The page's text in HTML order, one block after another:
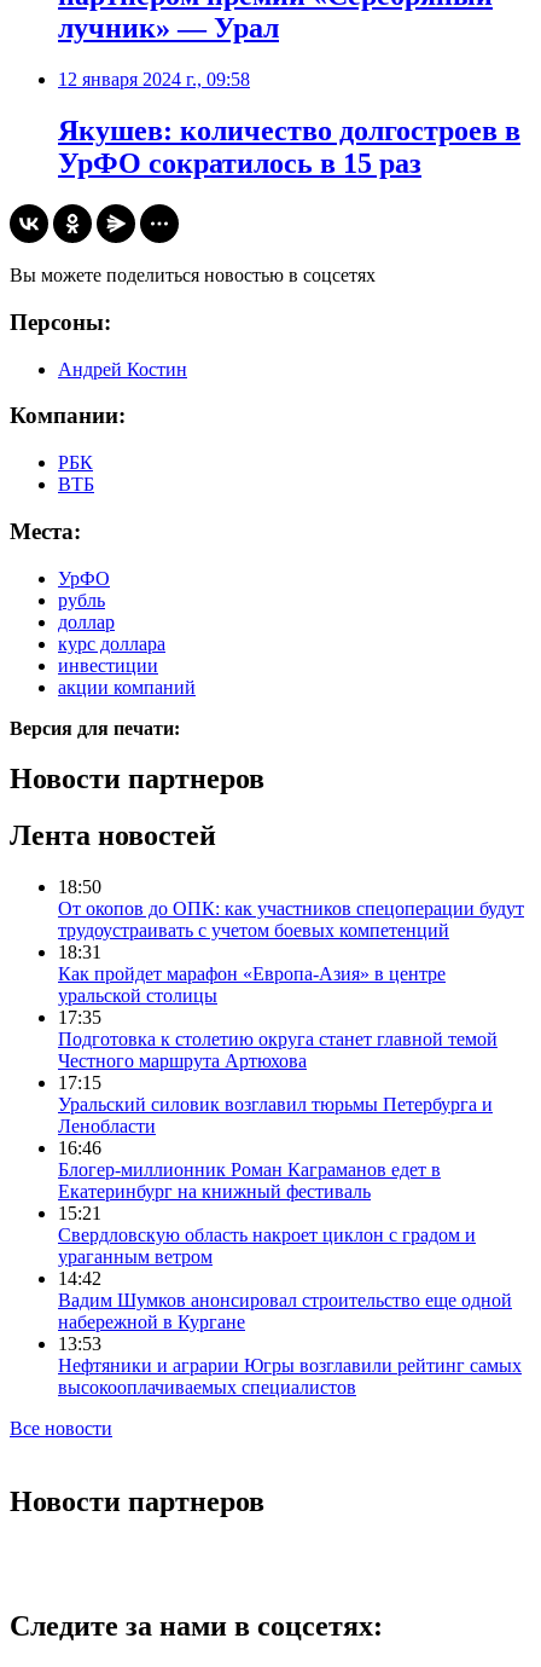
лучник» — Урал
12 января 2024 г., 09:58
Якушев: количество долгостроев в
УрФО сократилось в 15 раз
Вы можете поделиться новостью в соцсетях
Персоны:
Андрей Костин
Компании:
РБК
ВТБ
Места:
УрФО
рубль
доллар
курс доллара
инвестиции
акции компаний
Версия для печати:
Новости партнеров
Лента новостей
18:50
От окопов до ОПК: как участников спецоперации будут
трудоустраивать с учетом боевых компетенций
18:31
Как пройдет марафон «Европа-Азия» в центре
уральской столицы
17:35
Подготовка к столетию округа станет главной темой
Честного маршрута Артюхова
17:15
Уральский силовик возглавил тюрьмы Петербурга и
Ленобласти
16:46
Блогер-миллионник Роман Каграманов едет в
Екатеринбург на книжный фестиваль
15:21
Свердловскую область накроет циклон с градом и
ураганным ветром
14:42
Вадим Шумков анонсировал строительство еще одной
набережной в Кургане
13:53
Нефтяники и аграрии Югры возглавили рейтинг самых
высокооплачиваемых специалистов
Все новости
Новости партнеров
Следите за нами в соцсетях: